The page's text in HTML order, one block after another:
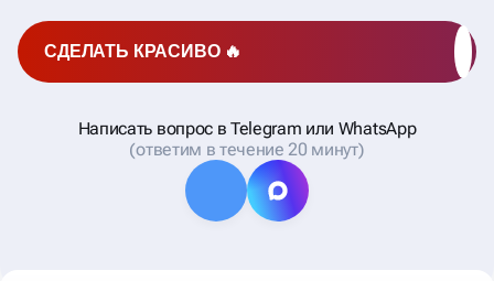
Написать вопрос в Telegram или WhatsApp
(ответим в течение 20 минут)
СДЕЛАТЬ КРАСИВО 🔥